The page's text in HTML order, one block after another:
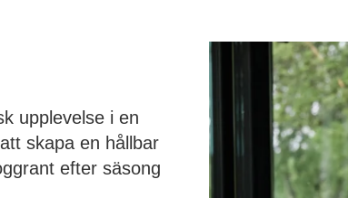
upplevelse i en
skapa en hållbar
efter säsong